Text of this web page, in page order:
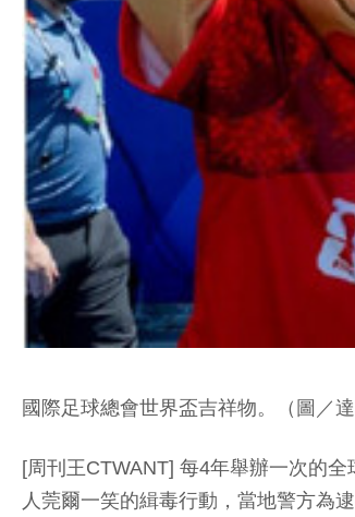
國際足球總會世界盃吉祥物。（圖／達
[周刊王CTWANT] 每4年舉辦一次的
人莞爾一笑的緝毒行動，當地警方為